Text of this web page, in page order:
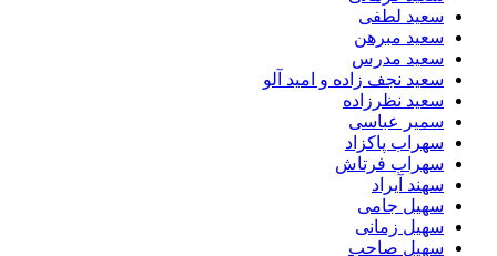
سعید لطفی
سعید مبرهن
سعید مدرس
سعید نجف زاده و امید آلو
سعید نظرزاده
سمیر عباسی
سهراب پاکزاد
سهراب فرتاش
سهند آیراد
سهیل جامی
سهیل زمانی
سهیل صاحب